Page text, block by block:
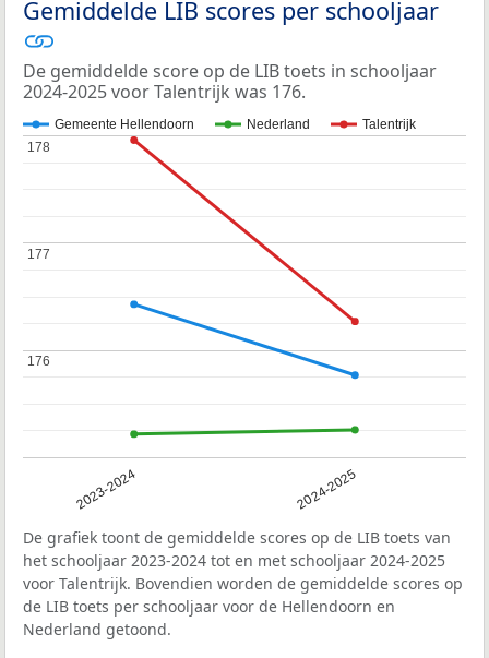
Gemiddelde LIB scores per schooljaar
De gemiddelde score op de LIB toets in schooljaar
2024-2025 voor Talentrijk was 176.
Gemeente Hellendoorn Nederland Talentrijk
2023-2024 2024-2025
176
176
177
177
178
178
De grafiek toont de gemiddelde scores op de LIB toets van
het schooljaar 2023-2024 tot en met schooljaar 2024-2025
voor Talentrijk. Bovendien worden de gemiddelde scores op
de LIB toets per schooljaar voor de Hellendoorn en
Nederland getoond.